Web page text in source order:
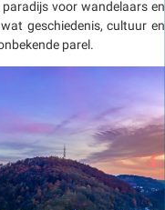
voor wandelaars en
geschiedenis, cultuur en
parel.